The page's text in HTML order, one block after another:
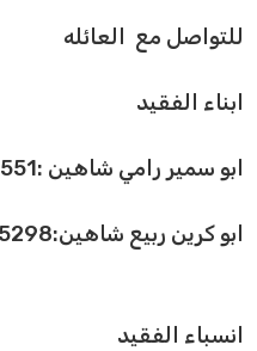
للتواصل مع العائله
ابناء الفقيد
ابو سمير رامي شاهين :0522906551
ابو كرين ربيع شاهين:0505065298
انسباء الفقيد